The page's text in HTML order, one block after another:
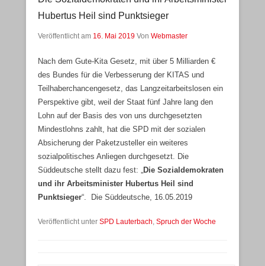
Hubertus Heil sind Punktsieger
Veröffentlicht am 16. Mai 2019 Von Webmaster
Nach dem Gute-Kita Gesetz, mit über 5 Milliarden €
des Bundes für die Verbesserung der KITAS und
Teilhaberchancengesetz, das Langzeitarbeitslosen ein
Perspektive gibt, weil der Staat fünf Jahre lang den
Lohn auf der Basis des von uns durchgesetzten
Mindestlohns zahlt, hat die SPD mit der sozialen
Absicherung der Paketzusteller ein weiteres
sozialpolitisches Anliegen durchgesetzt. Die
Süddeutsche stellt dazu fest: „Die Sozialdemokraten
und ihr Arbeitsminister Hubertus Heil sind
Punktsieger“. Die Süddeutsche, 16.05.2019
Veröffentlicht unter SPD Lauterbach, Spruch der Woche